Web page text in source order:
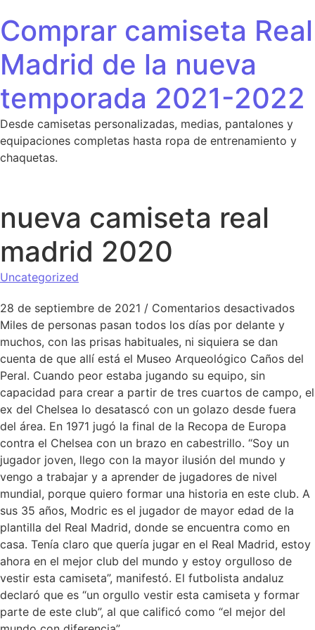
Comprar camiseta Real
Madrid de la nueva
temporada 2021-2022
Desde camisetas personalizadas, medias, pantalones y
equipaciones completas hasta ropa de entrenamiento y
chaquetas.
nueva camiseta real
madrid 2020
Uncategorized
28 de septiembre de 2021 / Comentarios desactivadosen
Miles de personas pasan todos los días por delante y
muchos, con las prisas habituales, ni siquiera se dan
cuenta de que allí está el Museo Arqueológico Caños del
Peral. Cuando peor estaba jugando su equipo, sin
capacidad para crear a partir de tres cuartos de campo, el
ex del Chelsea lo desatascó con un golazo desde fuera
del área. En 1971 jugó la final de la Recopa de Europa
contra el Chelsea con un brazo en cabestrillo. “Soy un
jugador joven, llego con la mayor ilusión del mundo y
vengo a trabajar y a aprender de jugadores de nivel
mundial, porque quiero formar una historia en este club. A
sus 35 años, Modric es el jugador de mayor edad de la
plantilla del Real Madrid, donde se encuentra como en
casa. Tenía claro que quería jugar en el Real Madrid, estoy
ahora en el mejor club del mundo y estoy orgulloso de
vestir esta camiseta”, manifestó. El futbolista andaluz
declaró que es “un orgullo vestir esta camiseta y formar
parte de este club”, al que calificó como “el mejor del